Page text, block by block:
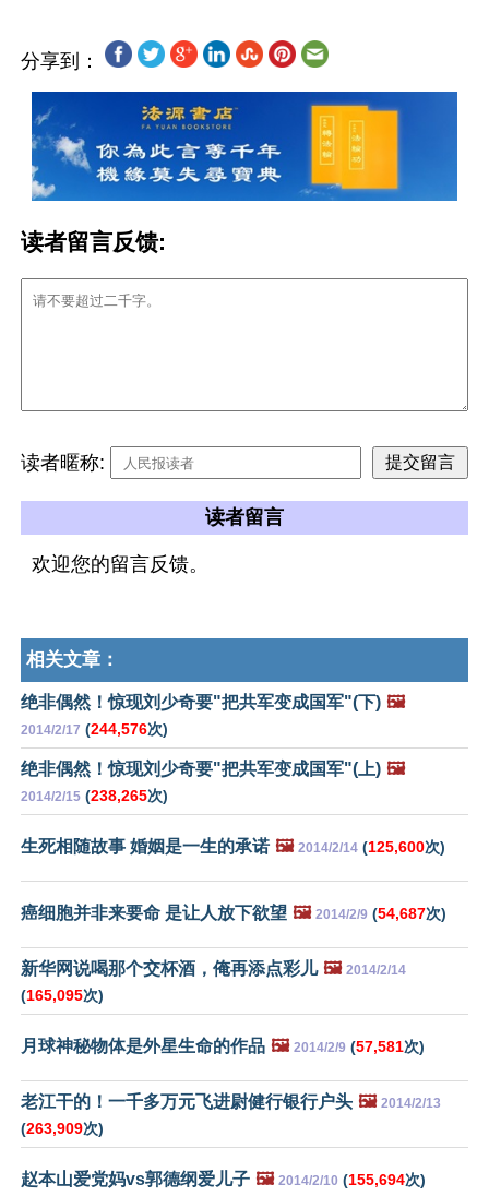
分享到：
读者留言反馈:
读者暱称:
读者留言
欢迎您的留言反馈。
相关文章：
绝非偶然！惊现刘少奇要"把共军变成国军"(下) 🖼️
2014/2/17 (244,576次)
绝非偶然！惊现刘少奇要"把共军变成国军"(上) 🖼️
2014/2/15 (238,265次)
生死相随故事 婚姻是一生的承诺 🖼️ 2014/2/14 (125,600次)
癌细胞并非来要命 是让人放下欲望 🖼️ 2014/2/9 (54,687次)
新华网说喝那个交杯酒，俺再添点彩儿 🖼️ 2014/2/14
(165,095次)
月球神秘物体是外星生命的作品 🖼️ 2014/2/9 (57,581次)
老江干的！一千多万元飞进尉健行银行户头 🖼️ 2014/2/13
(263,909次)
赵本山爱党妈vs郭德纲爱儿子 🖼️ 2014/2/10 (155,694次)